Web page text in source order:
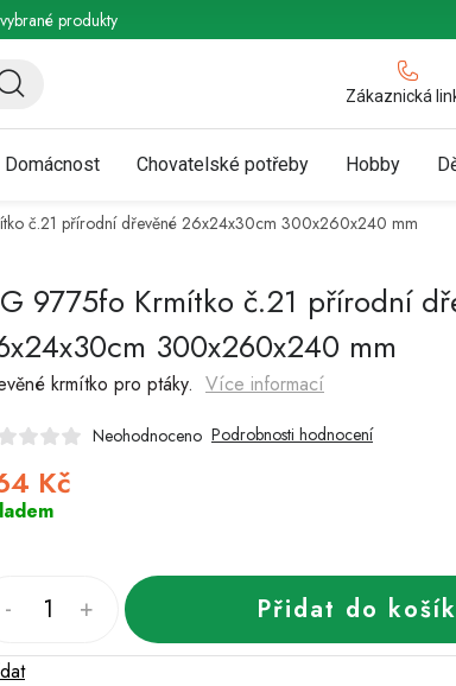
Obchodní podmínky pro podnikatele
produkty
Zákaznická
Domácnost Chovatelské potřeby Hobby
č.21 přírodní dřevěné 26x24x30cm 300x260x240 mm
9775fo Krmítko č.21 přírodní
300x260x240 mm
krmítko pro ptáky. Více informací
Neohodnoceno Podrobnosti hodnocení
Kč
Přidat do